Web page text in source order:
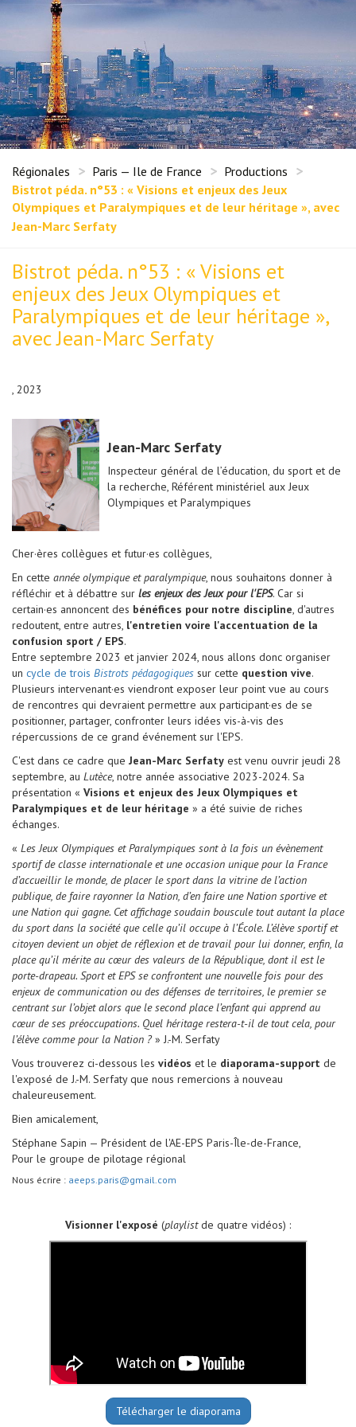
Régionales Paris — Ile de France
Productions
Bistrot péda. n°53 : « Visions et enjeux des Jeux
Olympiques et Paralympiques et de leur héritage », avec
Jean-Marc Serfaty
Bistrot péda. n°53 : « Visions et
enjeux des Jeux Olympiques et
Paralympiques et de leur héritage »,
avec Jean-Marc Serfaty
, 2023
Jean-Marc Serfaty
Inspecteur général de l’éducation, du sport et de
la recherche, Référent ministériel aux Jeux
Olympiques et Paralympiques
Cher·ères collègues et futur·es collègues,
En cette année olympique et paralympique, nous souhaitons donner à
réfléchir et à débattre sur les enjeux des Jeux pour l'EPS. Car si
certain·es annoncent des bénéfices pour notre discipline, d'autres
redoutent, entre autres, l'entretien voire l'accentuation de la
confusion sport / EPS.
Entre septembre 2023 et janvier 2024, nous allons donc organiser
un cycle de trois Bistrots pédagogiques sur cette question vive.
Plusieurs intervenant·es viendront exposer leur point vue au cours
de rencontres qui devraient permettre aux participant·es de se
positionner, partager, confronter leurs idées vis-à-vis des
répercussions de ce grand événement sur l'EPS.
C'est dans ce cadre que Jean-Marc Serfaty est venu ouvrir jeudi 28
septembre, au Lutèce, notre année associative 2023-2024. Sa
présentation « Visions et enjeux des Jeux Olympiques et
Paralympiques et de leur héritage » a été suivie de riches
échanges.
« Les Jeux Olympiques et Paralympiques sont à la fois un évènement
sportif de classe internationale et une occasion unique pour la France
d’accueillir le monde, de placer le sport dans la vitrine de l’action
publique, de faire rayonner la Nation, d’en faire une Nation sportive et
une Nation qui gagne. Cet affichage soudain bouscule tout autant la place
du sport dans la société que celle qu’il occupe à l’École. L’élève sportif et
citoyen devient un objet de réflexion et de travail pour lui donner, enfin, la
place qu’il mérite au cœur des valeurs de la République, dont il est le
porte-drapeau. Sport et EPS se confrontent une nouvelle fois pour des
enjeux de communication ou des défenses de territoires, le premier se
centrant sur l’objet alors que le second place l’enfant qui apprend au
cœur de ses préoccupations. Quel héritage restera-t-il de tout cela, pour
l’élève comme pour la Nation ?» J.-M. Serfaty
Vous trouverez ci-dessous les vidéos et le diaporama-support de
l'exposé de J.-M. Serfaty que nous remercions à nouveau
chaleureusement.
Bien amicalement,
Stéphane Sapin — Président de l'AE-EPS Paris-Île-de-France,
Pour le groupe de pilotage régional
Nous écrire : aeeps.paris@gmail.com
Visionner l'exposé (playlistde quatre vidéos) :
Télécharger le diaporama